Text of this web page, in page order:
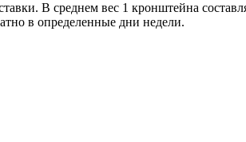
В среднем вес 1 кронштейна
в определенные дни недели.